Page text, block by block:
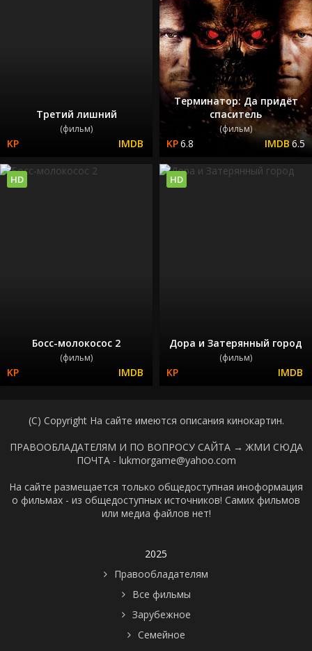
Третий лишний
(фильм)
Терминатор: Да придёт
спаситель
(фильм)
6.8 6.5
Босс-молокосос 2
(фильм)
HD
Дора и Затерянный город
(фильм)
HD
(C) Copyright На сайте имеются описания кинокартин.
ПРАВООБЛАДАТЕЛЯМ И ПО ВОПРОСУ САЙТА → ЖМИ СЮДА
ПОЧТА - lukmorgame@yahoo.com
На сайте размещается только общедоступная иноформация
о фильмах - из общедоступных источников! Самих фильмов
или медиа файлов нет!
2025
Правообладателям
Все фильмы
Зарубежное
Семейное